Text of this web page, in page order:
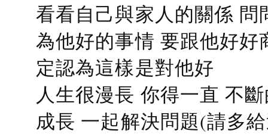
看看自己與家人的關係
為他好的事情 要跟他好
定認為這樣是對他好
人生很漫長 你得一直 不
成長 一起解決問題(請多